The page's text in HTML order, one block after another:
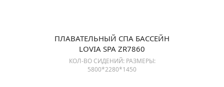
ПЛАВАТЕЛЬНЫЙ СПА БАССЕЙН
LOVIA SPA ZR7860
КОЛ-ВО СИДЕНИЙ: РАЗМЕРЫ:
5800*2280*1450